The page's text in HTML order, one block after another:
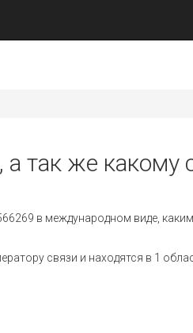
так же какому
в международном виде,
связи и находятся в 1